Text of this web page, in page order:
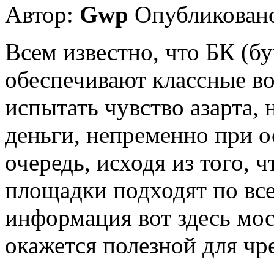
Автор: Gwp
Всем известно, что БК
обеспечивают классные
испытать чувство
деньги, непременно при
очередь, исходя из того,
площадки подходят по
информация вот здесь
окажется полезной для